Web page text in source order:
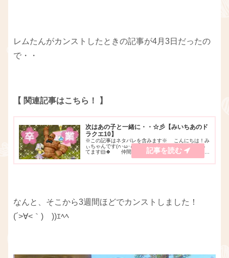
レムたんがカンストしたときの記事が4月3日だったの
で・・
【 関連記事はこちら！ 】
次はあの子と一緒に・・☆彡【みいちあのド
ラクエ10】
※この記事はネタバレを含みます※ こんにちは！み
ぃちゃんです(∩･ω･∩)♪YouTubeでゲーム実況をやっ
てます🐹🍀 仲間モンスターのゴーレム、「 レムた
ん 」が、なつき度300、レベルカンストしました～！
✧(*´꒳`*ﾉﾉﾞ✧ﾊﾟﾁ...
なんと、そこから3週間ほどでカンストしました！
(´>∀<｀)ゝ))ｴﾍﾍ